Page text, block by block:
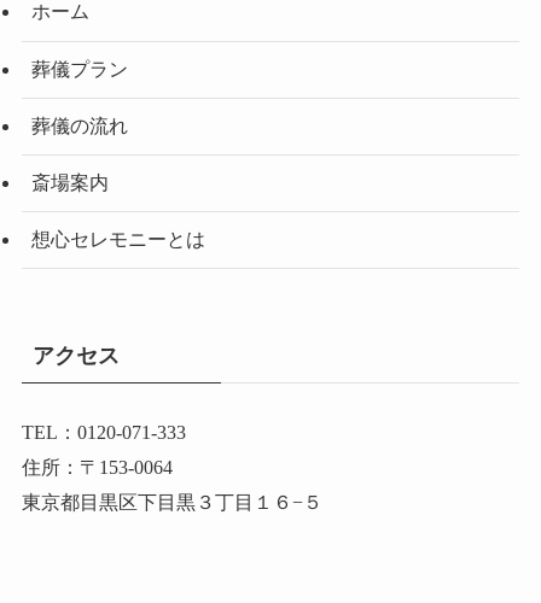
ホーム
葬儀プラン
葬儀の流れ
斎場案内
想心セレモニーとは
アクセス
TEL：0120-071-333
住所：〒153-0064
東京都目黒区下目黒３丁目１６−５